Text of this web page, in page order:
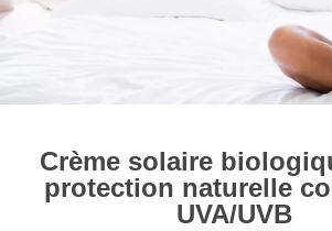
Crème solaire
protection naturelle
UVA/UVB